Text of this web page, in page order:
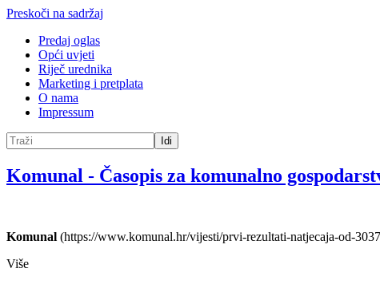
Preskoči na sadržaj
Predaj oglas
Opći uvjeti
Riječ urednika
Marketing i pretplata
O nama
Impressum
Idi
Komunal - Časopis za komunalno
Komunal (https://www.komunal.hr/vijesti/prvi-rezultati-natjecaja-od-
Više